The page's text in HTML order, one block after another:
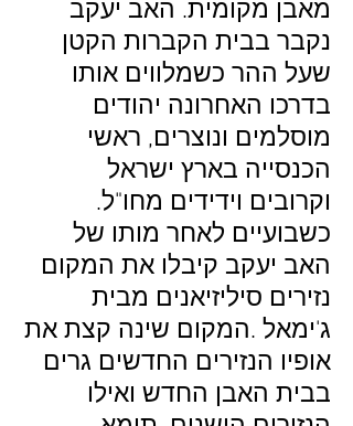
מאבן מקומית. האב יעקב
נקבר בבית הקברות הקטן
שעל ההר כשמלווים אותו
בדרכו האחרונה יהודים
מוסלמים ונוצרים, ראשי
הכנסייה בארץ ישראל
וקרובים וידידים מחו"ל.
כשבועיים לאחר מותו של
האב יעקב קיבלו את המקום
נזירים סיליזיאנים מבית
ג'ימאל .המקום שינה קצת את
אופיו הנזירים החדשים גרים
בבית האבן החדש ואילו